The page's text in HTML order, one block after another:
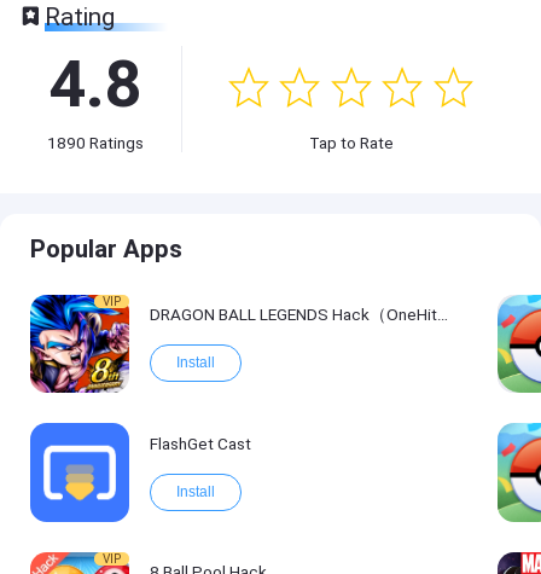
Rating
4.8
1890 Ratings Tap to Rate
Popular Apps
VIP
DRAGON BALL LEGENDS Hack（OneHitKill）
Install
FlashGet Cast
Install
VIP